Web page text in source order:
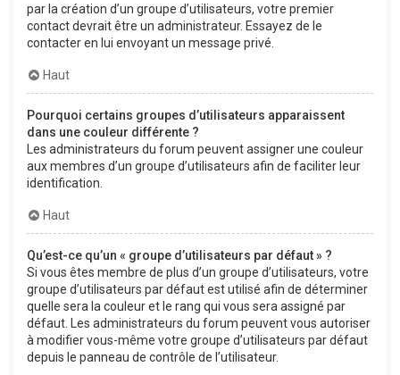
par la création d’un groupe d’utilisateurs, votre premier
contact devrait être un administrateur. Essayez de le
contacter en lui envoyant un message privé.
Haut
Pourquoi certains groupes d’utilisateurs apparaissent
dans une couleur différente ?
Les administrateurs du forum peuvent assigner une couleur
aux membres d’un groupe d’utilisateurs afin de faciliter leur
identification.
Haut
Qu’est-ce qu’un « groupe d’utilisateurs par défaut » ?
Si vous êtes membre de plus d’un groupe d’utilisateurs, votre
groupe d’utilisateurs par défaut est utilisé afin de déterminer
quelle sera la couleur et le rang qui vous sera assigné par
défaut. Les administrateurs du forum peuvent vous autoriser
à modifier vous-même votre groupe d’utilisateurs par défaut
depuis le panneau de contrôle de l’utilisateur.